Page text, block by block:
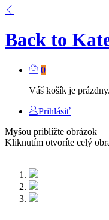
Back to
0
Váš košík je prázdny.
Prihlásiť
Myšou priblížte obrázok
Kliknutím otvoríte celý